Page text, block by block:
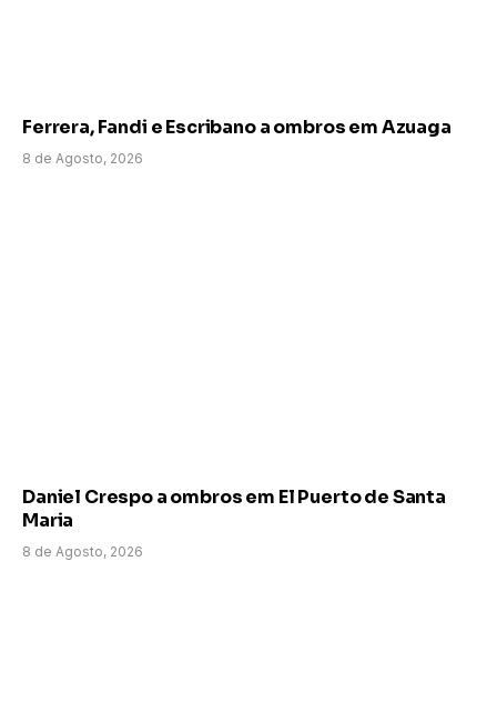
Ferrera, Fandi e Escribano a ombros em Azuaga
8 de Agosto, 2026
Daniel Crespo a ombros em El Puerto de Santa
Maria
8 de Agosto, 2026